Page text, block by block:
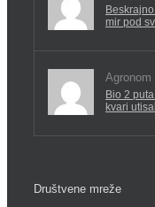
mir pod
Agronom
Bio 2
kvari
Društvene mreže